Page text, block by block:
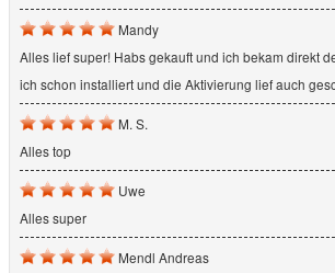
Mandy
Alles lief super! Habs gekauft und ich bekam direkt
ich schon installiert und die Aktivierung lief auch
M. S.
Alles top
Uwe
Alles super
Mendl Andreas